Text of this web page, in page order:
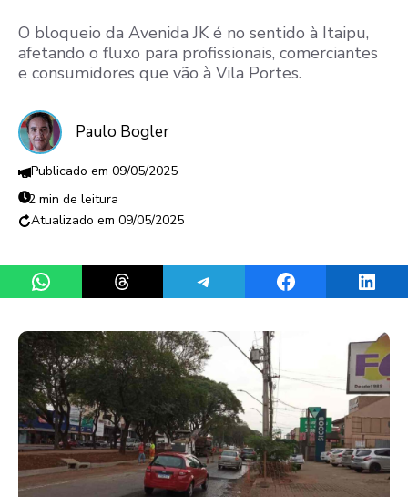
O bloqueio da Avenida JK é no sentido à Itaipu,
afetando o fluxo para profissionais, comerciantes
e consumidores que vão à Vila Portes.
Paulo Bogler
09/05/2025
2 min de leitura
09/05/2025
Share on WhatsAppShare on ThreadsShare on TelegramShare on Facebook